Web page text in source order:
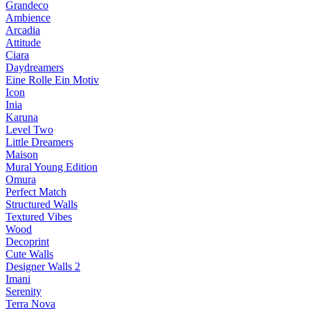
Grandeco
Ambience
Arcadia
Attitude
Ciara
Daydreamers
Eine Rolle Ein Motiv
Icon
Inia
Karuna
Level Two
Little Dreamers
Maison
Mural Young Edition
Omura
Perfect Match
Structured Walls
Textured Vibes
Wood
Decoprint
Cute Walls
Designer Walls 2
Imani
Serenity
Terra Nova